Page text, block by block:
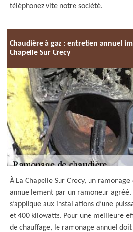
téléphonez vite notre société.
Chaudière à gaz : entretien annuel
Chapelle Sur Crecy
À La Chapelle Sur Crecy, un
annuellement par un ramoneur
s’applique aux installations d’une
et 400 kilowatts. Pour une meilleure
de chauffage, le ramonage annuel